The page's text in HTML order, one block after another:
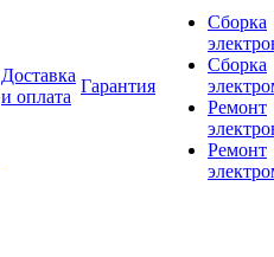
Доставка
и оплата
Гарантия
Сборка
Сборка
Ремонт
Ремонт